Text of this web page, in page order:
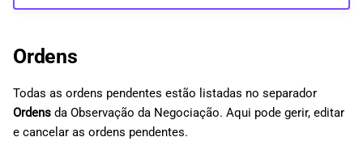
Ordens
Todas as ordens pendentes estão listadas no separador
Ordens da Observação da Negociação. Aqui pode gerir, editar
e cancelar as ordens pendentes.